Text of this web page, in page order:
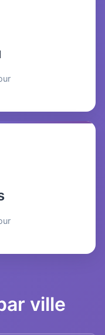
ville